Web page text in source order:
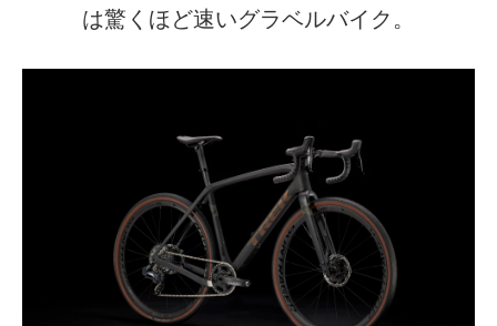
は驚くほど速いグラベルバイク。